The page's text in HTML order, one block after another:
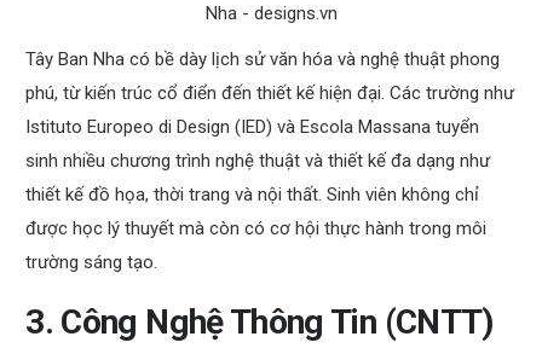
Tây Ban Nha có bề dày lịch sử văn hóa và nghệ thuật phong
phú, từ kiến trúc cổ điển đến thiết kế hiện đại. Các trường như
Istituto Europeo di Design (IED) và Escola Massana tuyển
sinh nhiều chương trình nghệ thuật và thiết kế đa dạng như
thiết kế đồ họa, thời trang và nội thất. Sinh viên không chỉ
được học lý thuyết mà còn có cơ hội thực hành trong môi
trường sáng tạo.
3. Công Nghệ Thông Tin (CNTT)